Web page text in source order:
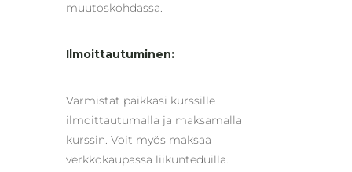
muutoskohdassa.
Ilmoittautuminen:
Varmistat paikkasi kurssille
ilmoittautumalla ja maksamalla
kurssin. Voit myös maksaa
verkkokaupassa liikunteduilla.